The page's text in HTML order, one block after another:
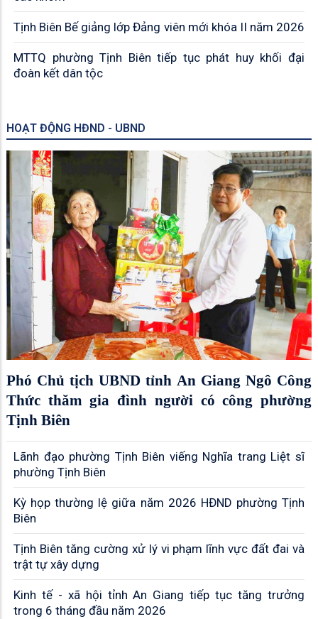
Tịnh Biên Bế giảng lớp Đảng viên mới khóa II năm 2026
MTTQ phường Tịnh Biên tiếp tục phát huy khối đại
đoàn kết dân tộc
HOẠT ĐỘNG HĐND - UBND
Phó Chủ tịch UBND tỉnh An Giang Ngô Công
Thức thăm gia đình người có công phường
Tịnh Biên
Lãnh đạo phường Tịnh Biên viếng Nghĩa trang Liệt sĩ
phường Tịnh Biên
Kỳ họp thường lệ giữa năm 2026 HĐND phường Tịnh
Biên
Tịnh Biên tăng cường xử lý vi phạm lĩnh vực đất đai và
trật tự xây dựng
Kinh tế - xã hội tỉnh An Giang tiếp tục tăng trưởng
trong 6 tháng đầu năm 2026